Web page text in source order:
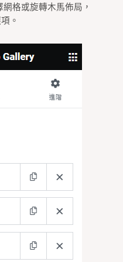
網格或旋轉木馬佈局，
。